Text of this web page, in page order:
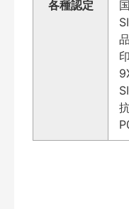
各種認定